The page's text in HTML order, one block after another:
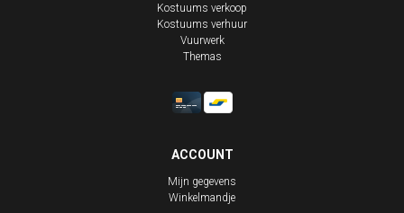
Kostuums verkoop
Kostuums verhuur
Vuurwerk
Themas
ACCOUNT
Mijn gegevens
Winkelmandje